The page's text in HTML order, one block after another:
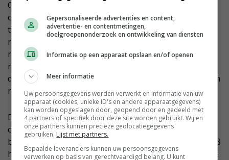
Ook het verbod op Movento vanaf 2025 zal volgens de
ondernemer niet bijdragen aan vergroening van de
teelt. 'Movento is in mijn ogen een relatief
milieuvriendelijk en ook nog eens een superefficiënt
middel om te gebruiken. Ook hier is het vooruitzicht:
meer milieubelastende vervangers toepassen en
daardoor juist minder milieuwinst boeken. Dat kan toch
niet de bedoeling zijn?'
Dat bollen telen zonder chemie een 'gigantische
opgave' is, ervaart Schouten ook bij de biologische
bollentak van het bedrijf. Hoewel deze bedrijfstak met 8
hectare bollen nog in pioniersfase zit, merkt hij dat het
Gepersonaliseerde advertenties en content,
advertentie- en contentmetingen,
doelgroepenonderzoek en ontwikkeling van diensten
Informatie op een apparaat opslaan en/of openen
Meer informatie
Uw persoonsgegevens worden verwerkt en informatie van uw
apparaat (cookies, unieke ID's en andere apparaatgegevens)
kan worden opgeslagen door, geopend door en gedeeld met
4 partners of specifiek door deze site worden gebruikt. Wij en
onze partners kunnen precieze geolocatiegegevens
gebruiken. Lijst met partners.
Bepaalde leveranciers kunnen uw persoonsgegevens
verwerken op basis van gerechtvaardigd belang. U kunt